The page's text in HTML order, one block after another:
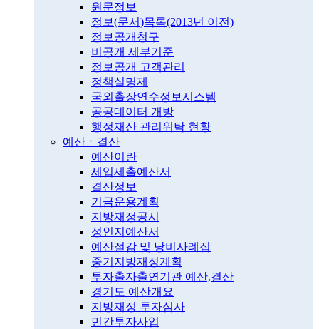
원문정보
정보(문서)목록(2013년 이전)
정보공개청구
비공개 세부기준
정보공개 고객관리
정책실명제
국외출장연수정보시스템
공공데이터 개방
행정재산 관리위탁 현황
예산ㆍ결산
예산이란
세입세출예산서
결산정보
기금운용계획
지방재정공시
성인지예산서
예산절감 및 낭비사례집
중기지방재정계획
투자출자출연기관 예산,결산
경기도 예산개요
지방재정 투자심사
민간투자사업